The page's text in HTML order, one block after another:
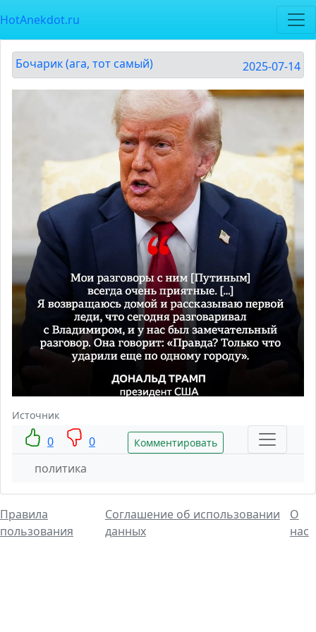
HotAnekdot.ru
Бочарик (ага, тот самый) 2025-07-14
Источник
0 0 Комментировать
политика
Правила
пользования
Соглашение об использовании
данных
О
нас